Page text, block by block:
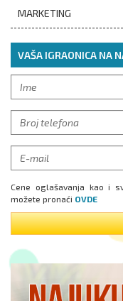
MARKETING
VAŠA IGRAONICA NA
Cene oglašavanja kao i
možete pronaći OVDE